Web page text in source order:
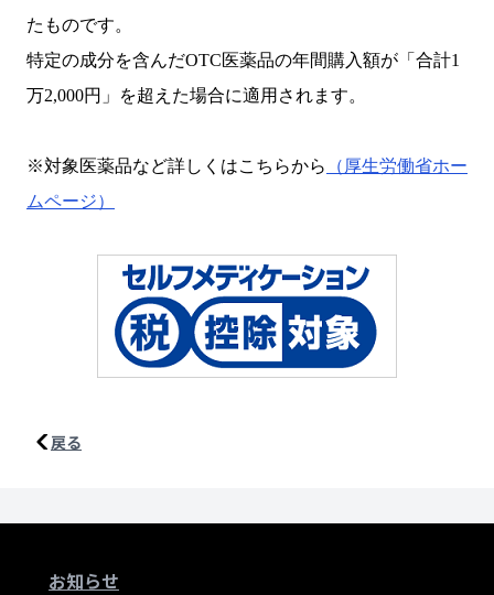
たものです。
特定の成分を含んだOTC医薬品の年間購入額が「合計1
万2,000円」を超えた場合に適用されます。
※対象医薬品など詳しくはこちらから
（厚生労働省ホー
ムページ）
戻る
お知らせ